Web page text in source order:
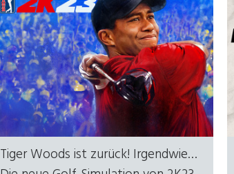
Tiger Woods ist zurück! Irgendwie…